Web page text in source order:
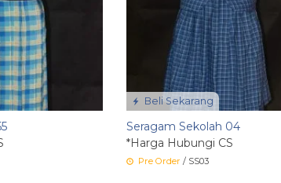
Beli Sekarang
Seragam Sekolah 04
*Harga Hubungi CS
Pre Order / SS03